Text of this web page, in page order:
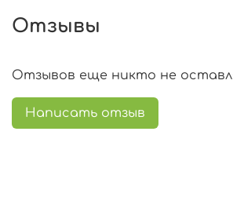
Отзывы
Отзывов еще никто не
Написать отзыв